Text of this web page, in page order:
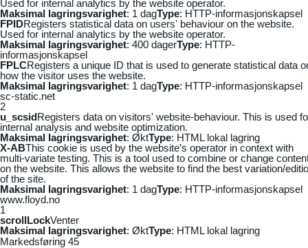
Used for internal analytics by the website operator.
Maksimal lagringsvarighet: 1 dagType: HTTP-informasjonskapsel
FPIDRegisters statistical data on users' behaviour on the website.
Used for internal analytics by the website operator.
Maksimal lagringsvarighet: 400 dagerType: HTTP-
informasjonskapsel
FPLCRegisters a unique ID that is used to generate statistical data
how the visitor uses the website.
Maksimal lagringsvarighet: 1 dagType: HTTP-informasjonskapsel
sc-static.net
2
u_scsidRegisters data on visitors' website-behaviour. This is used
internal analysis and website optimization.
Maksimal lagringsvarighet: ØktType: HTML lokal lagring
X-ABThis cookie is used by the website’s operator in context with
multi-variate testing. This is a tool used to combine or change
on the website. This allows the website to find the best variation/
of the site.
Maksimal lagringsvarighet: 1 dagType: HTTP-informasjonskapsel
www.floyd.no
1
scrollLockVenter
Maksimal lagringsvarighet: ØktType: HTML lokal lagring
Markedsføring 45